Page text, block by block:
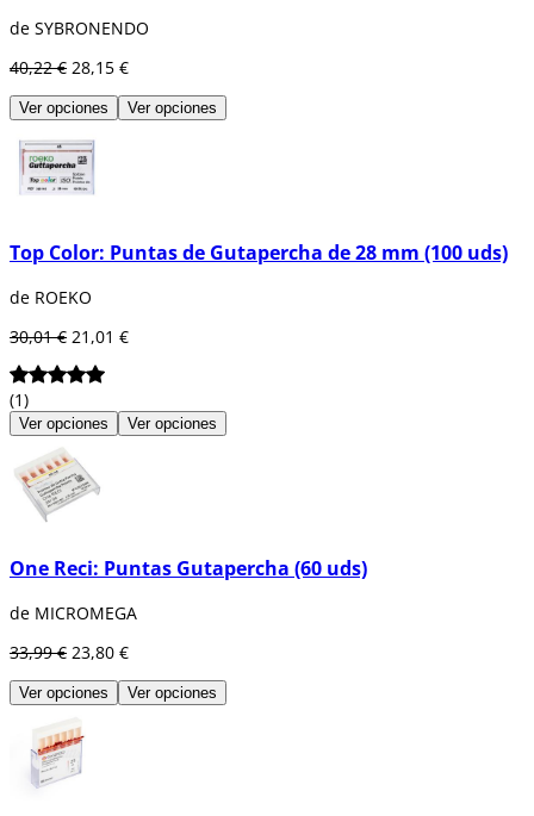
de SYBRONENDO
40,22 € 28,15 €
Ver opciones Ver opciones
Top Color: Puntas de Gutapercha de 28 mm (100 uds)
de ROEKO
30,01 € 21,01 €
(1)
Ver opciones Ver opciones
One Reci: Puntas Gutapercha (60 uds)
de MICROMEGA
33,99 € 23,80 €
Ver opciones Ver opciones